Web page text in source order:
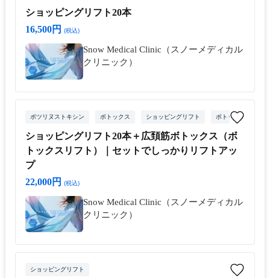
ショッピングリフト20本
16,500円
(税込)
Snow Medical Clinic（スノーメディカル
クリニック）
ボツリヌストキシン ボトックス ショッピングリフト ボトックスリフト
ショッピングリフト20本＋広頚筋ボトックス（ボ
トックスリフト）｜セットでしっかりリフトアッ
プ
22,000円
(税込)
Snow Medical Clinic（スノーメディカル
クリニック）
ショッピングリフト